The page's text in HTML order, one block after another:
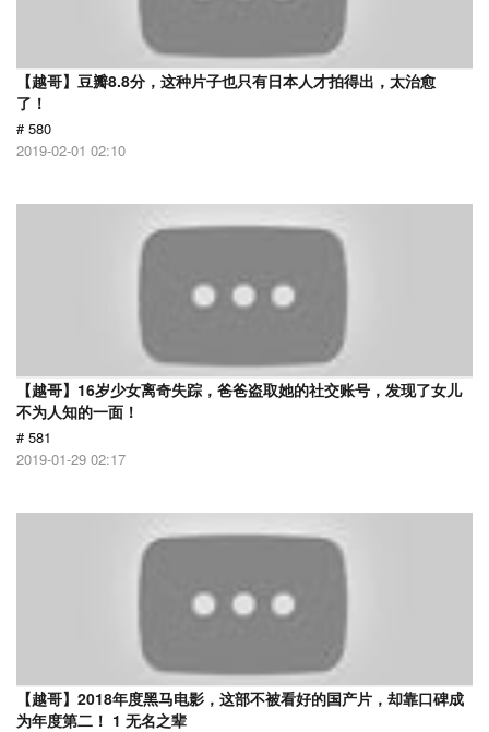
【越哥】豆瓣8.8分，这种片子也只有日本人才拍得出，太治愈
了！
# 580
2019-02-01 02:10
【越哥】16岁少女离奇失踪，爸爸盗取她的社交账号，发现了女儿
不为人知的一面！
# 581
2019-01-29 02:17
【越哥】2018年度黑马电影，这部不被看好的国产片，却靠口碑成
为年度第二！ 1 无名之辈